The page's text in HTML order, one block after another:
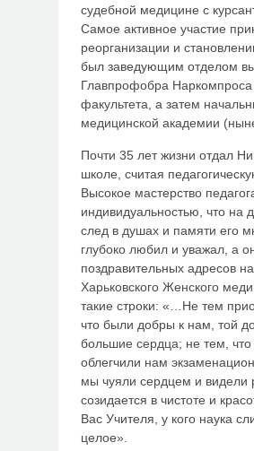
судебной медицине с
Самое активное участие
реорганизации и
был заведующим отделом
Главпрофобра
факультета, а затем
медицинской академии
Почти 35 лет жизни отдал
школе, считая
Высокое мастерство
индивидуальностью, что на
след в душах и памяти его
глубоко любил и уважал, а
поздравительных адресов
Харьковского Женского
такие строки: «…Не тем
что были добры к нам, той
большие сердца; не тем,
облегчили нам
мы чуяли сердцем и видели
созидается в чистоте и
Вас Учителя, у кого наука
целое».